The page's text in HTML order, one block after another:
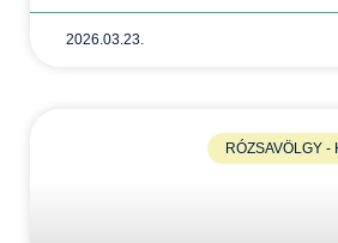
2026.03.23.
RÓZSAVÖLGY -